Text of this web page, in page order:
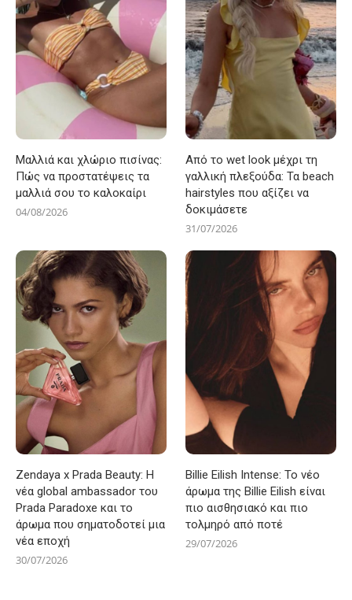
Μαλλιά και χλώριο πισίνας:
Πώς να προστατέψεις τα
μαλλιά σου το καλοκαίρι
04/08/2026
Από το wet look μέχρι τη
γαλλική πλεξούδα: Τα beach
hairstyles που αξίζει να
δοκιμάσετε
31/07/2026
Zendaya x Prada Beauty: Η
νέα global ambassador του
Prada Paradoxe και το
άρωμα που σηματοδοτεί μια
νέα εποχή
30/07/2026
Billie Eilish Intense: Το νέο
άρωμα της Billie Eilish είναι
πιο αισθησιακό και πιο
τολμηρό από ποτέ
29/07/2026